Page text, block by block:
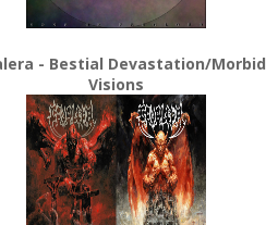
- Bestial Devastation/Morbid
Visions